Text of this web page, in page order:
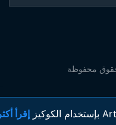
إقرأ أكثر